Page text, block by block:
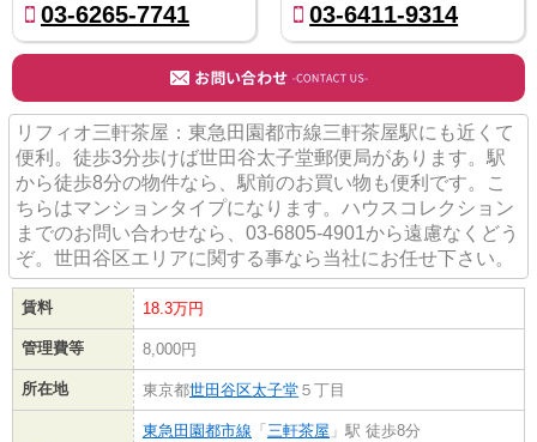
03-6265-7741 03-6411-9314
リフィオ三軒茶屋：東急田園都市線三軒茶屋駅にも近くて
便利。徒歩3分歩けば世田谷太子堂郵便局があります。駅
から徒歩8分の物件なら、駅前のお買い物も便利です。こ
ちらはマンションタイプになります。ハウスコレクション
までのお問い合わせなら、03-6805-4901から遠慮なくどう
ぞ。世田谷区エリアに関する事なら当社にお任せ下さい。
賃料 18.3万円
管理費等 8,000円
所在地 東京都世田谷区太子堂 ５丁目
東急田園都市線 「 三軒茶屋 」駅 徒歩8分